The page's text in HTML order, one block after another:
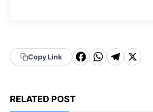
Copy Link
F WT X
RELATED POST